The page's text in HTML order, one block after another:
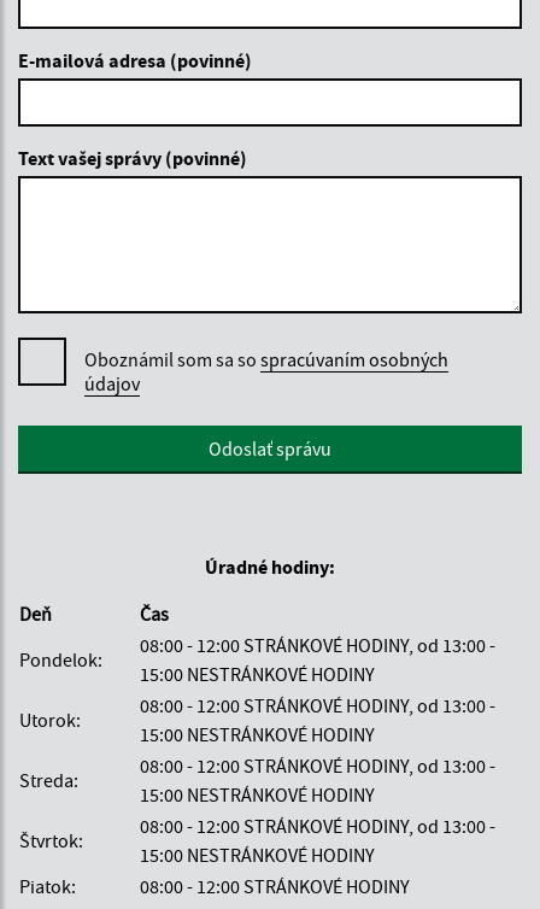
E-mailová adresa (povinné)
Text vašej správy (povinné)
Oboznámil som sa so spracúvaním osobných
údajov
Google reCaptcha ResponseOdoslať správu
Úradné hodiny:
Deň
Čas
Pondelok:
08:00 - 12:00 STRÁNKOVÉ HODINY, od 13:00 -
15:00 NESTRÁNKOVÉ HODINY
Utorok:
08:00 - 12:00 STRÁNKOVÉ HODINY, od 13:00 -
15:00 NESTRÁNKOVÉ HODINY
Streda:
08:00 - 12:00 STRÁNKOVÉ HODINY, od 13:00 -
15:00 NESTRÁNKOVÉ HODINY
Štvrtok:
08:00 - 12:00 STRÁNKOVÉ HODINY, od 13:00 -
15:00 NESTRÁNKOVÉ HODINY
Piatok:
08:00 - 12:00 STRÁNKOVÉ HODINY